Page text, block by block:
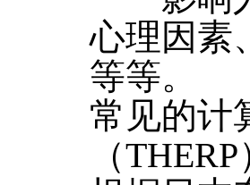
心理因素
等等。
常见的计
（